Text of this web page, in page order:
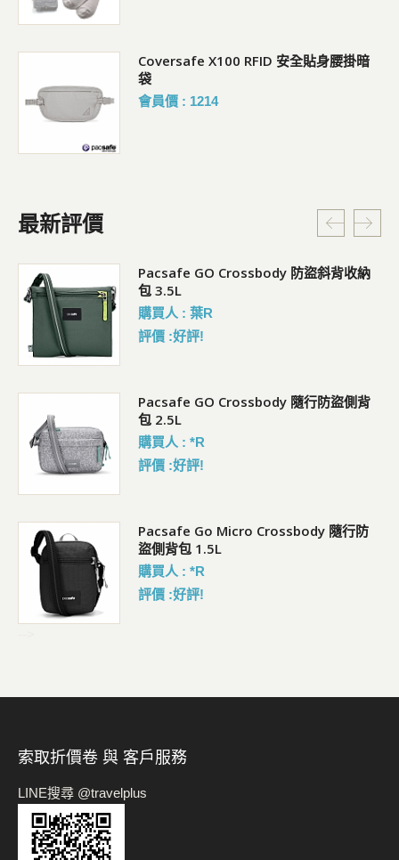
Coversafe X100 RFID 安全貼身腰掛暗
袋
會員價 : 1214
最新評價
Pacsafe GO Crossbody 防盜斜背收納
包 3.5L
購買人 : 葉R
評價 :好評!
Pacsafe GO Crossbody 隨行防盜側背
包 2.5L
購買人 : *R
評價 :好評!
Pacsafe Go Micro Crossbody 隨行防
盜側背包 1.5L
購買人 : *R
評價 :好評!
索取折價卷 與 客戶服務
LINE搜尋 @travelplus